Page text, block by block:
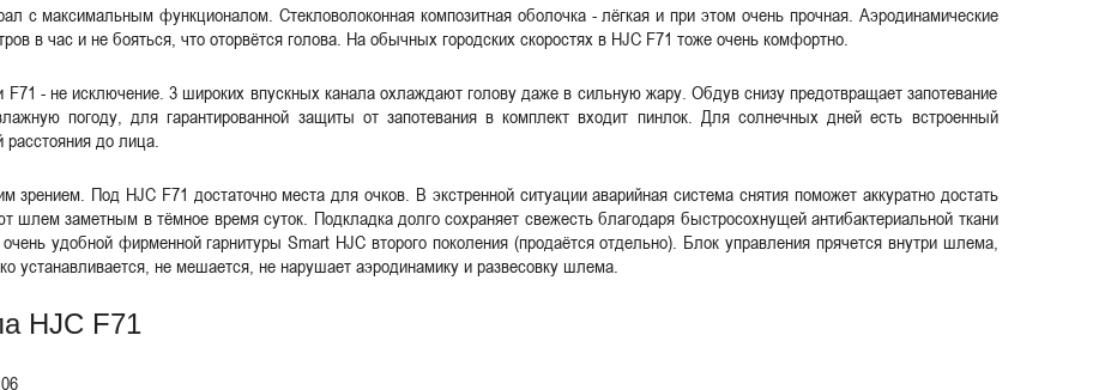
с максимальным функционалом. Стекловолоконная композитная оболочка - лёгкая и при этом очень прочная. Аэродинамические
в час и не бояться, что оторвётся голова. На обычных городских скоростях в HJC F71 тоже очень комфортно.
- не исключение. 3 широких впускных канала охлаждают голову даже в сильную жару. Обдув снизу предотвращает запотевание
погоду, для гарантированной защиты от запотевания в комплект входит пинлок. Для солнечных дней есть встроенный
расстояния до лица.
зрением. Под HJC F71 достаточно места для очков. В экстренной ситуации аварийная система снятия поможет аккуратно достать
заметным в тёмное время суток. Подкладка долго сохраняет свежесть благодаря быстросохнущей антибактериальной ткани
удобной фирменной гарнитуры Smart HJC второго поколения (продаётся отдельно). Блок управления прячется внутри шлема,
устанавливается, не мешается, не нарушает аэродинамику и развесовку шлема.
HJC F71